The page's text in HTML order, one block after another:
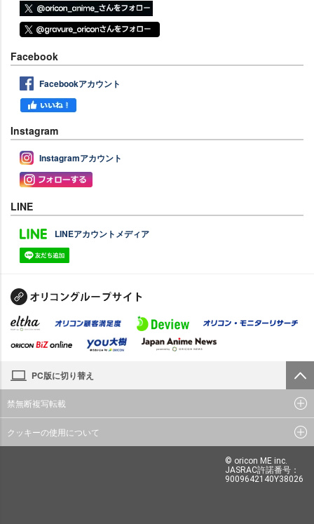
Facebook
Facebookアカウント
Instagram
Instagramアカウント
LINE
LINEアカウントメディア
PC版に切り替え
禁無断複写転載
クッキーの使用について
© oricon ME inc.
JASRAC許諾番号：
9009642140Y38026